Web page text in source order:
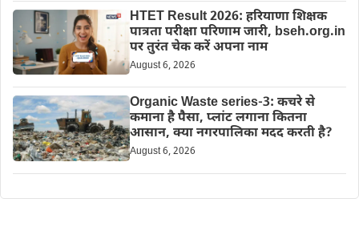
HTET Result 2026: हरियाणा शिक्षक
पात्रता परीक्षा परिणाम जारी, bseh.org.in
पर तुरंत चेक करें अपना नाम
August 6, 2026
Organic Waste series-3: कचरे से
कमाना है पैसा, प्लांट लगाना कितना
आसान, क्या नगरपालिका मदद करती है?
August 6, 2026